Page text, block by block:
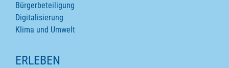
Bürgerbeteiligung
Digitalisierung
Klima und Umwelt
ERLEBEN